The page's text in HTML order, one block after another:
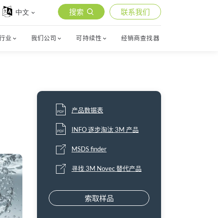
中文 搜索 联系我们
业 我们公司 可持续性 经销商查找器
产品数据表
INFO 逐步淘汰 3M 产品
MSDS finder
寻找 3M Novec 替代产品
索取样品